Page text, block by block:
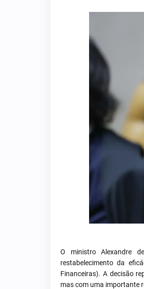
O ministro Alexandre
restabelecimento da
Financeiras). A decisão
mas com uma importante